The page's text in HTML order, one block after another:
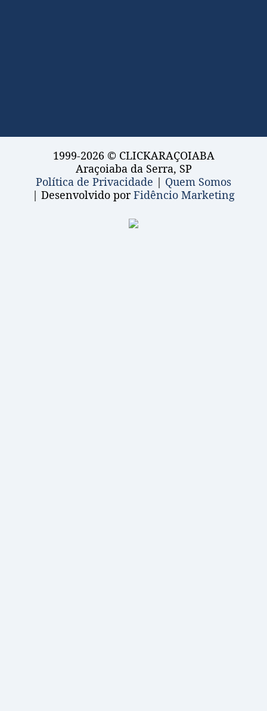
1999-2026 © CLICKARAÇOIABA
Araçoiaba da Serra, SP
Política de Privacidade | Quem Somos
| Desenvolvido porFidêncio Marketing